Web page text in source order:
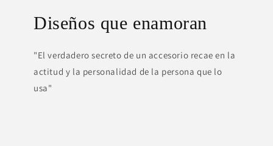
Diseños que enamoran
"El verdadero secreto de un accesorio recae en la
actitud y la personalidad de la persona que lo
usa"